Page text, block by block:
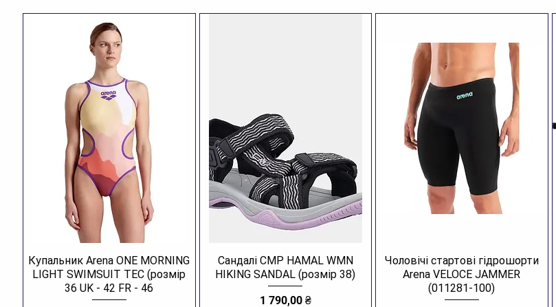
Купальник Arena ONE MORNING
LIGHT SWIMSUIT TEC (розмір
36 UK - 42 FR - 46
Сандалі CMP HAMAL WMN
HIKING SANDAL (розмір 38)
Ціна
1 790,00 ₴
Чоловічі стартові гідрошорти
Arena VELOCE JAMMER
(011281-100)